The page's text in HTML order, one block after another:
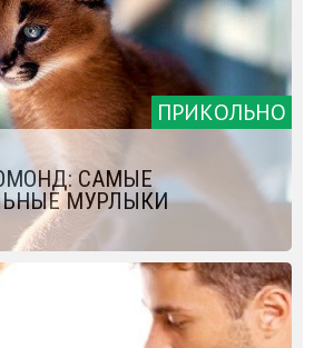
ПРИКОЛЬНО
САМЫЕ
МУРЛЫКИ